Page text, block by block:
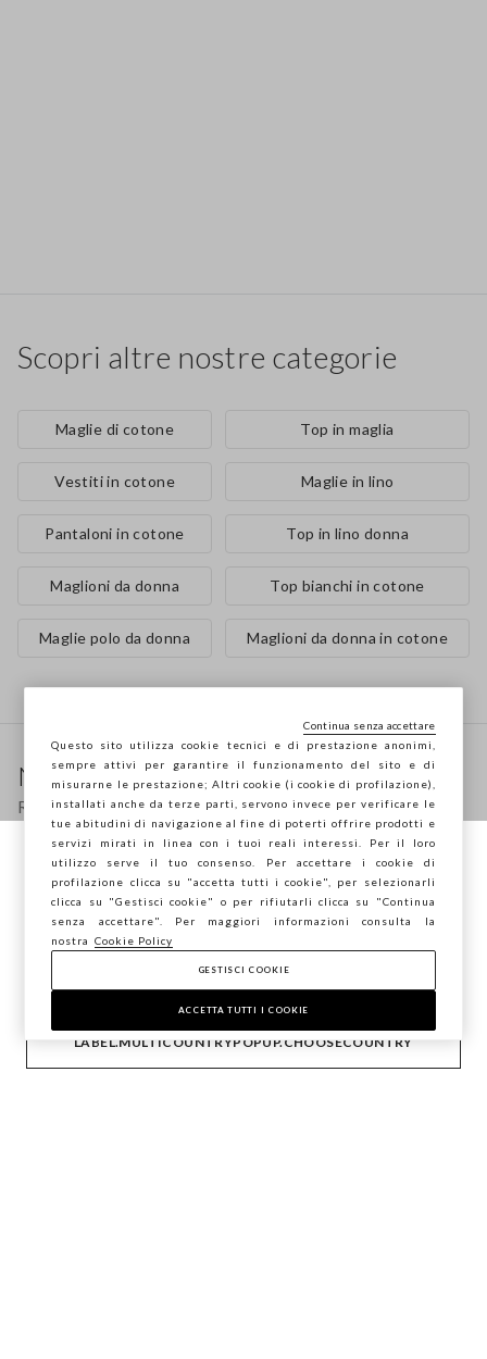
Scopri altre nostre categorie
Maglie di cotone Top in maglia
Vestiti in cotone Maglie in lino
Pantaloni in cotone Top in lino donna
Maglioni da donna Top bianchi in cotone
Maglie polo da donna Maglioni da donna in cotone
Newsletter
Ricevi informazioni su nuovi drop, collezioni e
promozioni. Per te -10% di sconto.
FOOTER.NEWSLETTER.SUBSCRIBE
Seguici su
IT
Stai navigando su STEFANEL Italia, vuoi
salvare la tua posizione?
CONFERMA
LABEL.MULTICOUNTRYPOPUP.CHOOSECOUNTRY
Questo sito utilizza cookie tecnici e di prestazione anonimi,
sempre attivi per garantire il funzionamento del sito e di
misurarne le prestazione; Altri cookie (i cookie di profilazione),
installati anche da terze parti, servono invece per verificare le
tue abitudini di navigazione al fine di poterti offrire prodotti e
servizi mirati in linea con i tuoi reali interessi. Per il loro
utilizzo serve il tuo consenso. Per accettare i cookie di
profilazione clicca su "accetta tutti i cookie", per selezionarli
clicca su "Gestisci cookie" o per rifiutarli clicca su "Continua
senza accettare". Per maggiori informazioni consulta la
nostra
Cookie Policy
GESTISCI COOKIE
ACCETTA TUTTI I COOKIE
Continua senza accettare